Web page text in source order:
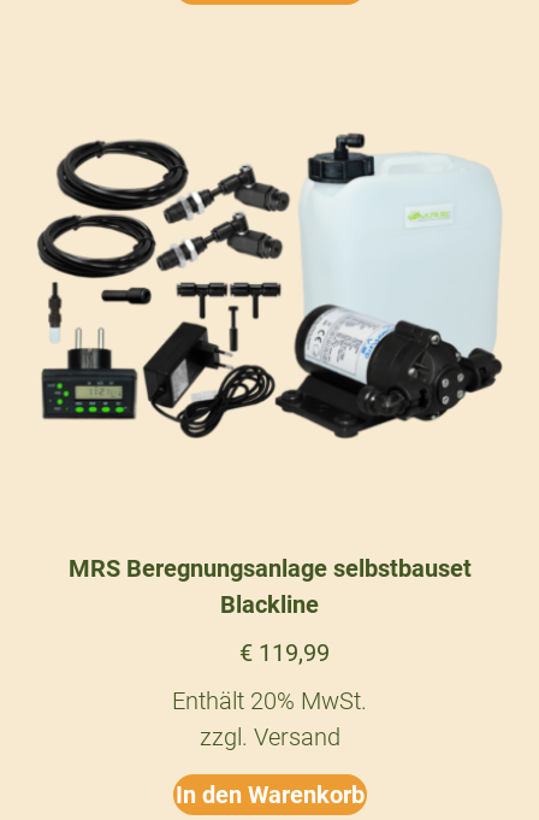
MRS Beregnungsanlage selbstbauset
Blackline
€ 119,99
Enthält 20% MwSt.
zzgl. Versand
In den Warenkorb